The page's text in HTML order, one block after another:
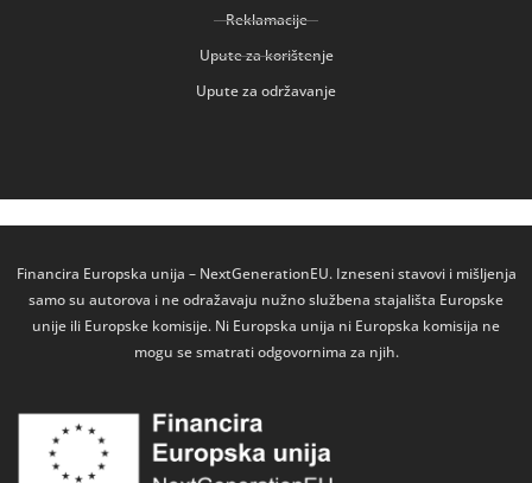
Reklamacije
Upute za korištenje
Upute za održavanje
Financira Europska unija – NextGenerationEU. Izneseni stavovi i mišljenja
samo su autorova i ne odražavaju nužno službena stajališta Europske
unije ili Europske komisije. Ni Europska unija ni Europska komisija ne
mogu se smatrati odgovornima za njih.